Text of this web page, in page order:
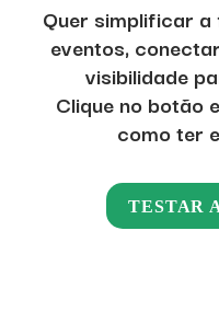
Quer simplificar
eventos,
visibilidade
Clique no botão
como ter
TESTAR